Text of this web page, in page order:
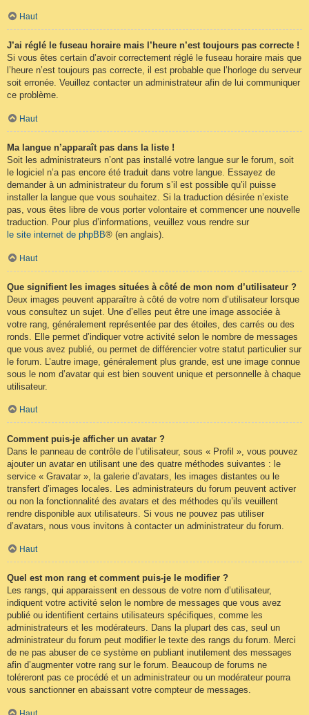
Haut
J’ai réglé le fuseau horaire mais l’heure n’est toujours pas correcte !
Si vous êtes certain d’avoir correctement réglé le fuseau horaire mais que
l’heure n’est toujours pas correcte, il est probable que l’horloge du serveur
soit erronée. Veuillez contacter un administrateur afin de lui communiquer
ce problème.
Haut
Ma langue n’apparaît pas dans la liste !
Soit les administrateurs n’ont pas installé votre langue sur le forum, soit
le logiciel n’a pas encore été traduit dans votre langue. Essayez de
demander à un administrateur du forum s’il est possible qu’il puisse
installer la langue que vous souhaitez. Si la traduction désirée n’existe
pas, vous êtes libre de vous porter volontaire et commencer une nouvelle
traduction. Pour plus d’informations, veuillez vous rendre sur
le site internet de phpBB® (en anglais).
Haut
Que signifient les images situées à côté de mon nom d’utilisateur ?
Deux images peuvent apparaître à côté de votre nom d’utilisateur lorsque
vous consultez un sujet. Une d’elles peut être une image associée à
votre rang, généralement représentée par des étoiles, des carrés ou des
ronds. Elle permet d’indiquer votre activité selon le nombre de messages
que vous avez publié, ou permet de différencier votre statut particulier sur
le forum. L’autre image, généralement plus grande, est une image connue
sous le nom d’avatar qui est bien souvent unique et personnelle à chaque
utilisateur.
Haut
Comment puis-je afficher un avatar ?
Dans le panneau de contrôle de l’utilisateur, sous « Profil », vous pouvez
ajouter un avatar en utilisant une des quatre méthodes suivantes : le
service « Gravatar », la galerie d’avatars, les images distantes ou le
transfert d’images locales. Les administrateurs du forum peuvent activer
ou non la fonctionnalité des avatars et des méthodes qu’ils veuillent
rendre disponible aux utilisateurs. Si vous ne pouvez pas utiliser
d’avatars, nous vous invitons à contacter un administrateur du forum.
Haut
Quel est mon rang et comment puis-je le modifier ?
Les rangs, qui apparaissent en dessous de votre nom d’utilisateur,
indiquent votre activité selon le nombre de messages que vous avez
publié ou identifient certains utilisateurs spécifiques, comme les
administrateurs et les modérateurs. Dans la plupart des cas, seul un
administrateur du forum peut modifier le texte des rangs du forum. Merci
de ne pas abuser de ce système en publiant inutilement des messages
afin d’augmenter votre rang sur le forum. Beaucoup de forums ne
toléreront pas ce procédé et un administrateur ou un modérateur pourra
vous sanctionner en abaissant votre compteur de messages.